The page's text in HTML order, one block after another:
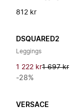
812 kr
DSQUARED2
Leggings
1 222 kr1 697 kr
-28%
VERSACE